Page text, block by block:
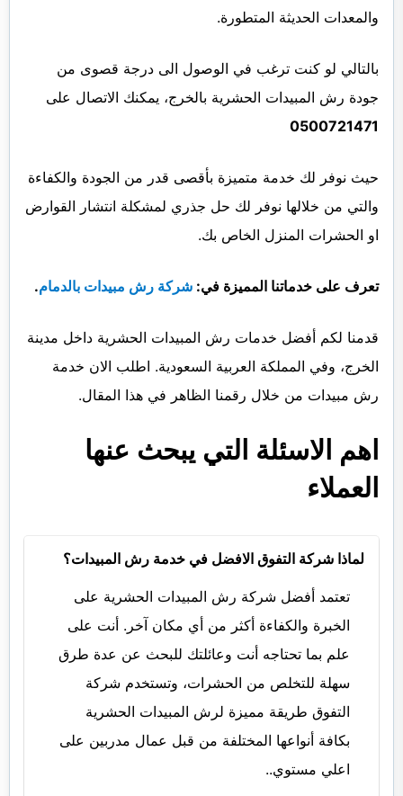
والمعدات الحديثة المتطورة.
بالتالي لو كنت ترغب في الوصول الى درجة قصوى من
جودة رش المبيدات الحشرية بالخرج، يمكنك الاتصال على
0500721471
حيث نوفر لك خدمة متميزة بأقصى قدر من الجودة والكفاءة
والتي من خلالها نوفر لك حل جذري لمشكلة انتشار القوارض
او الحشرات المنزل الخاص بك.
تعرف على خدماتنا المميزة في: شركة رش مبيدات بالدمام.
قدمنا لكم أفضل خدمات رش المبيدات الحشرية داخل مدينة
الخرج، وفي المملكة العربية السعودية. اطلب الان خدمة
رش مبيدات من خلال رقمنا الظاهر في هذا المقال.
اهم الاسئلة التي يبحث عنها
العملاء
لماذا شركة التفوق الافضل في خدمة رش المبيدات؟
تعتمد أفضل شركة رش المبيدات الحشرية على
الخبرة والكفاءة أكثر من أي مكان آخر. أنت على
علم بما تحتاجه أنت وعائلتك للبحث عن عدة طرق
سهلة للتخلص من الحشرات، وتستخدم شركة
التفوق طريقة مميزة لرش المبيدات الحشرية
بكافة أنواعها المختلفة من قبل عمال مدربين على
اعلي مستوي..